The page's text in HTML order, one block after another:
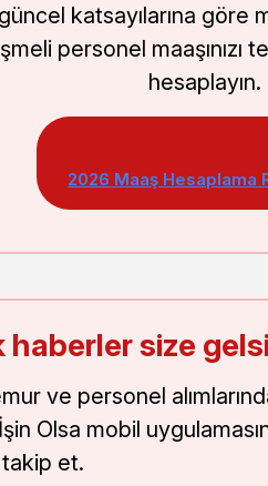
güncel katsayılarına
personel maaşınızı
hesaplayın.
2026 Maaş Hesaplama
haberler size
ve personel
Olsa mobil
takip et.